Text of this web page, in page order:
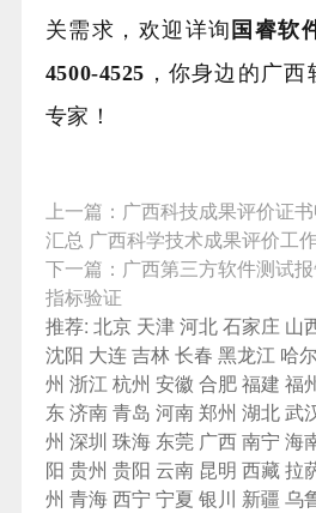
关需求，欢迎详询 国睿软
4500-4525 ，你身边的广
专家！
上一篇： 广西科技成果评价证
汇总 广西科学技术成果评价工
下一篇： 广西第三方软件测试
指标验证
推荐: 北京 天津河北石家庄 山
沈阳 大连吉林长春 黑龙江 哈
州 浙江杭州 安徽 合肥福建 福
东济南青岛 河南郑州 湖北武
州 深圳 珠海 东莞 广西南宁 海
阳 贵州 贵阳 云南 昆明 西藏拉
州 青海西宁 宁夏 银川 新疆 乌